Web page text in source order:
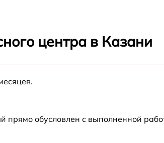
центра в Казани
прямо обусловлен с выполненной